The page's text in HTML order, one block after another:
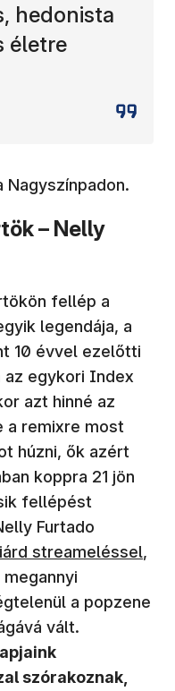
hedonista
életre
Nagyszínpadon.
– Nelly
fellép a
legendája, a
10 évvel ezelőtti
egykori Index
azt hinné az
a remixre most
húzni, ők azért
koppra 21 jön
fellépést
Furtado
meg)streameléssel,
a popzene
vált.
szórakoznak,